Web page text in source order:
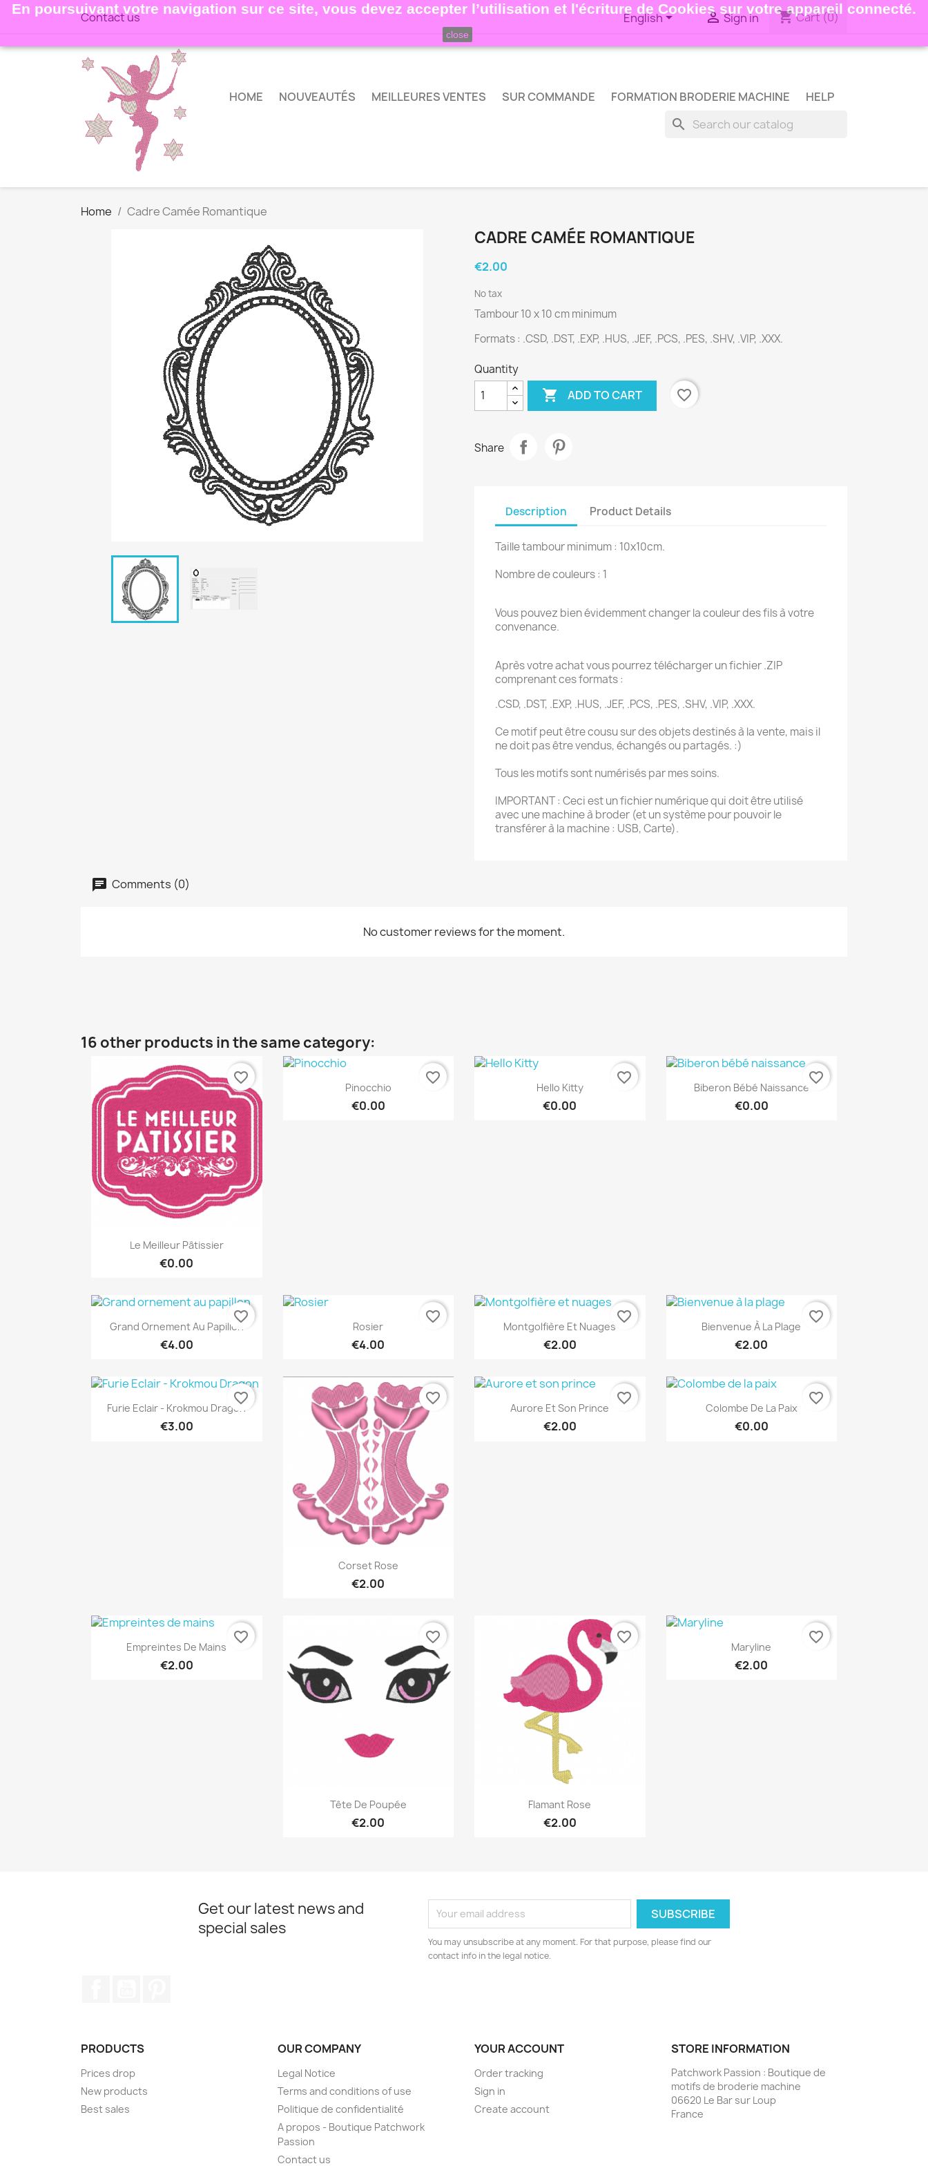
En poursuivant votre navigation sur ce site, vous devez accepter l’utilisation et l'écriture de Cookies sur votre appareil connecté.
close
Contact us English Sign in shopping_cartCart(0)
HOME NOUVEAUTÉS MEILLEURES VENTES SUR COMMANDE FORMATION BRODERIE MACHINE HELP
search
Home Cadre Camée Romantique
CADRE CAMÉE ROMANTIQUE
€2.00
No tax
Tambour 10 x 10 cm minimum
Formats : .CSD, .DST, .EXP, .HUS, .JEF, .PCS, .PES, .SHV, .VIP, .XXX.
Quantity
 ADD TO CART favorite_border
Share
Description Product Details
Taille tambour minimum : 10x10cm.
Nombre de couleurs : 1
Vous pouvez bien évidemment changer la couleur des fils à votre
convenance.
Après votre achat vous pourrez télécharger un fichier .ZIP
comprenant ces formats :
.CSD, .DST, .EXP, .HUS, .JEF, .PCS, .PES, .SHV, .VIP, .XXX.
Ce motif peut être cousu sur des objets destinés à la vente, mais il
ne doit pas être vendus, échangés ou partagés. :)
Tous les motifs sont numérisés par mes soins.
IMPORTANT : Ceci est un fichier numérique qui doit être utilisé
avec une machine à broder (et un système pour pouvoir le
transférer à la machine : USB, Carte).
Comments (0)
No customer reviews for the moment.
16 other products in the same category:
Quick view
Le Meilleur Pâtissier
€0.00
favorite_border Quick view
Pinocchio
€0.00
favorite_border Quick view
Hello Kitty
€0.00
favorite_border  Quick view
Biberon Bébé Naissance
€0.00
favorite_border
Quick view
Grand Ornement Au Papillon
€4.00
favorite_border Quick view
Rosier
€4.00
favorite_border Quick view
Montgolfière Et Nuages
€2.00
favorite_border Quick view
Bienvenue À La Plage
€2.00
favorite_border
Quick view
Furie Eclair - Krokmou Dragon
€3.00
favorite_border
Quick view
Corset Rose
€2.00
favorite_border Quick view
Aurore Et Son Prince
€2.00
favorite_border Quick view
Colombe De La Paix
€0.00
favorite_border
Quick view
Empreintes De Mains
€2.00
favorite_border
Quick view
Tête De Poupée
€2.00
favorite_border
Quick view
Flamant Rose
€2.00
favorite_border Quick view
Maryline
€2.00
favorite_border
Get our latest news and
special sales
You may unsubscribe at any moment. For that purpose, please find our
contact info in the legal notice.
PRODUCTS
Prices drop
New products
Best sales
OUR COMPANY
Legal Notice
Terms and conditions of use
Politique de confidentialité
A propos - Boutique Patchwork
Passion
Contact us
YOUR ACCOUNT
Order tracking
Sign in
Create account
STORE INFORMATION
Patchwork Passion : Boutique de
motifs de broderie machine
06620 Le Bar sur Loup
France